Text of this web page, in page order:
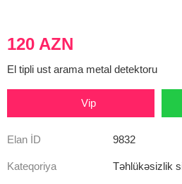
120 AZN
El tipli ust arama metal detektoru
Vip
Elan İD 9832
Kateqoriya Təhlükəsizlik